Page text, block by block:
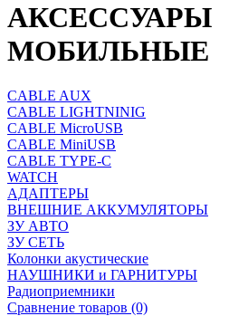
АКСЕССУАРЫ
МОБИЛЬНЫЕ
CABLE AUX
CABLE LIGHTNINIG
CABLE MicroUSB
CABLE MiniUSB
CABLE TYPE-C
WATCH
АДАПТЕРЫ
ВНЕШНИЕ АККУМУЛЯТОРЫ
ЗУ АВТО
ЗУ СЕТЬ
Колонки акустические
НАУШНИКИ и ГАРНИТУРЫ
Радиоприемники
Сравнение товаров (0)